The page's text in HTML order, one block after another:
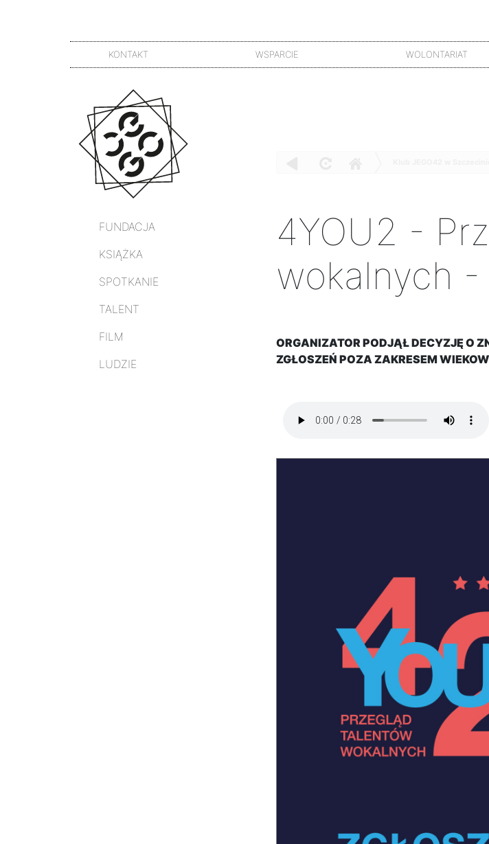
KONTAKT WSPARCIE WOLONTARIAT
FUNDACJA
KSIĄŻKA
SPOTKANIE
TALENT
FILM
LUDZIE
4YOU2 -
wokalnych -
ORGANIZATOR PODJĄŁ DECYZJĘ O
ZGŁOSZEŃ POZA ZAKRESEM